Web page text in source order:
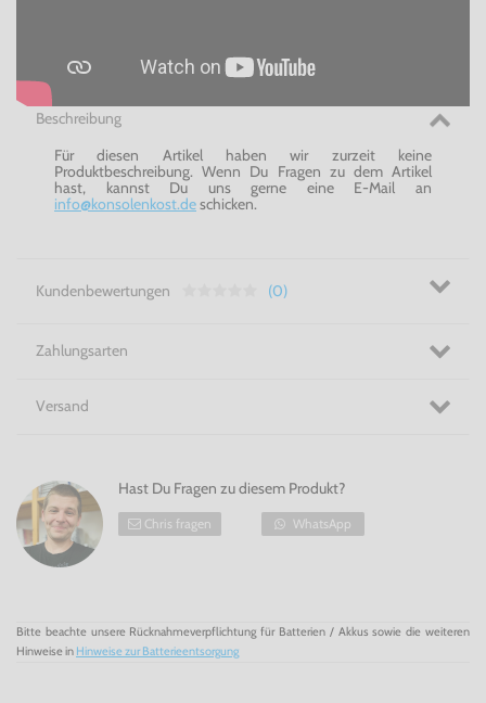
Beschreibung
Für diesen Artikel haben wir zurzeit keine
Produktbeschreibung. Wenn Du Fragen zu dem Artikel
hast, kannst Du uns gerne eine E-Mail an
info@konsolenkost.deschicken.
Kundenbewertungen (0)
Zahlungsarten
Versand
Hast Du Fragen zu diesem Produkt?
Chris fragen WhatsApp
Bitte beachte unsere Rücknahmeverpflichtung für Batterien / Akkus sowie die weiteren
Hinweise in Hinweise zur Batterieentsorgung